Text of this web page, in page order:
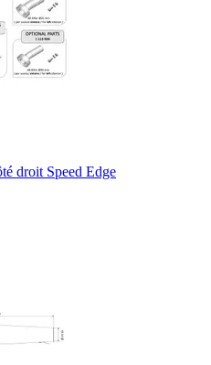
droit Speed Edge